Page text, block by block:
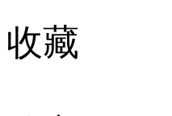
收藏